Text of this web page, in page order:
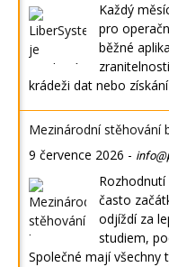
Každý
pro
běžné
krádeži dat nebo
Mezinárodní stěhování
9 července 2026 -
často
odjíždí za
studiem,
Společné mají všechny